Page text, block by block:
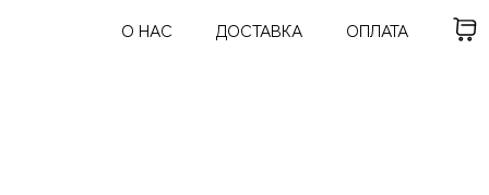
О НАС ДОСТАВКА ОПЛАТА